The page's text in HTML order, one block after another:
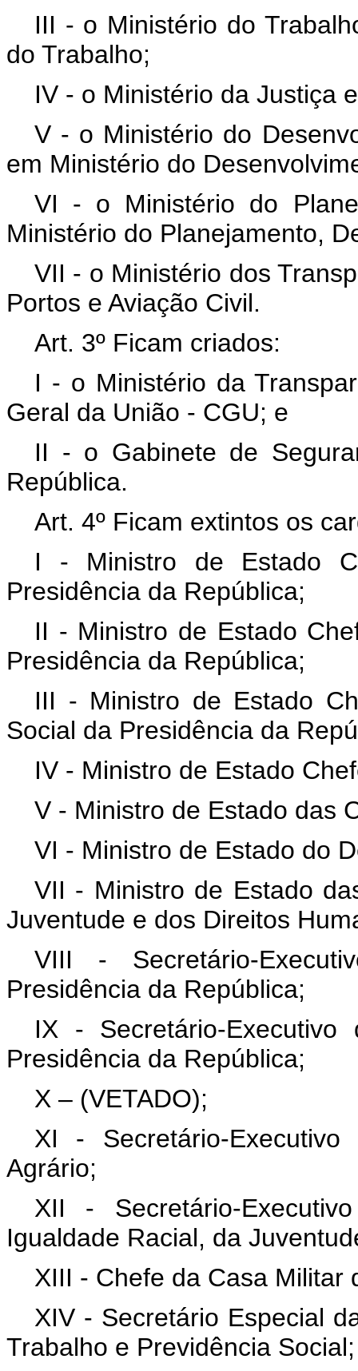
III - o Ministério do
do Trabalho;
IV - o Ministério da Justiça
V - o Ministério do
em Ministério do
VI - o Ministério do
Ministério do Planejamento,
VII - o Ministério dos
Portos e Aviação Civil.
Art. 3º Ficam criados:
I - o Ministério da
Geral da União - CGU; e
II - o Gabinete de
República.
Art. 4º Ficam extintos os
I - Ministro de Estado
Presidência da República;
II - Ministro de Estado
Presidência da República;
III - Ministro de Estado
Social da Presidência da
IV - Ministro de Estado
V - Ministro de Estado das
VI - Ministro de Estado do
VII - Ministro de Estado
Juventude e dos Direitos
VIII - Secretário-
Presidência da República;
IX - Secretário-
Presidência da República;
X – (VETADO);
XI - Secretário-
Agrário;
XII - Secretário-
Igualdade Racial, da
XIII - Chefe da Casa Militar
XIV - Secretário Especial
Trabalho e Previdência